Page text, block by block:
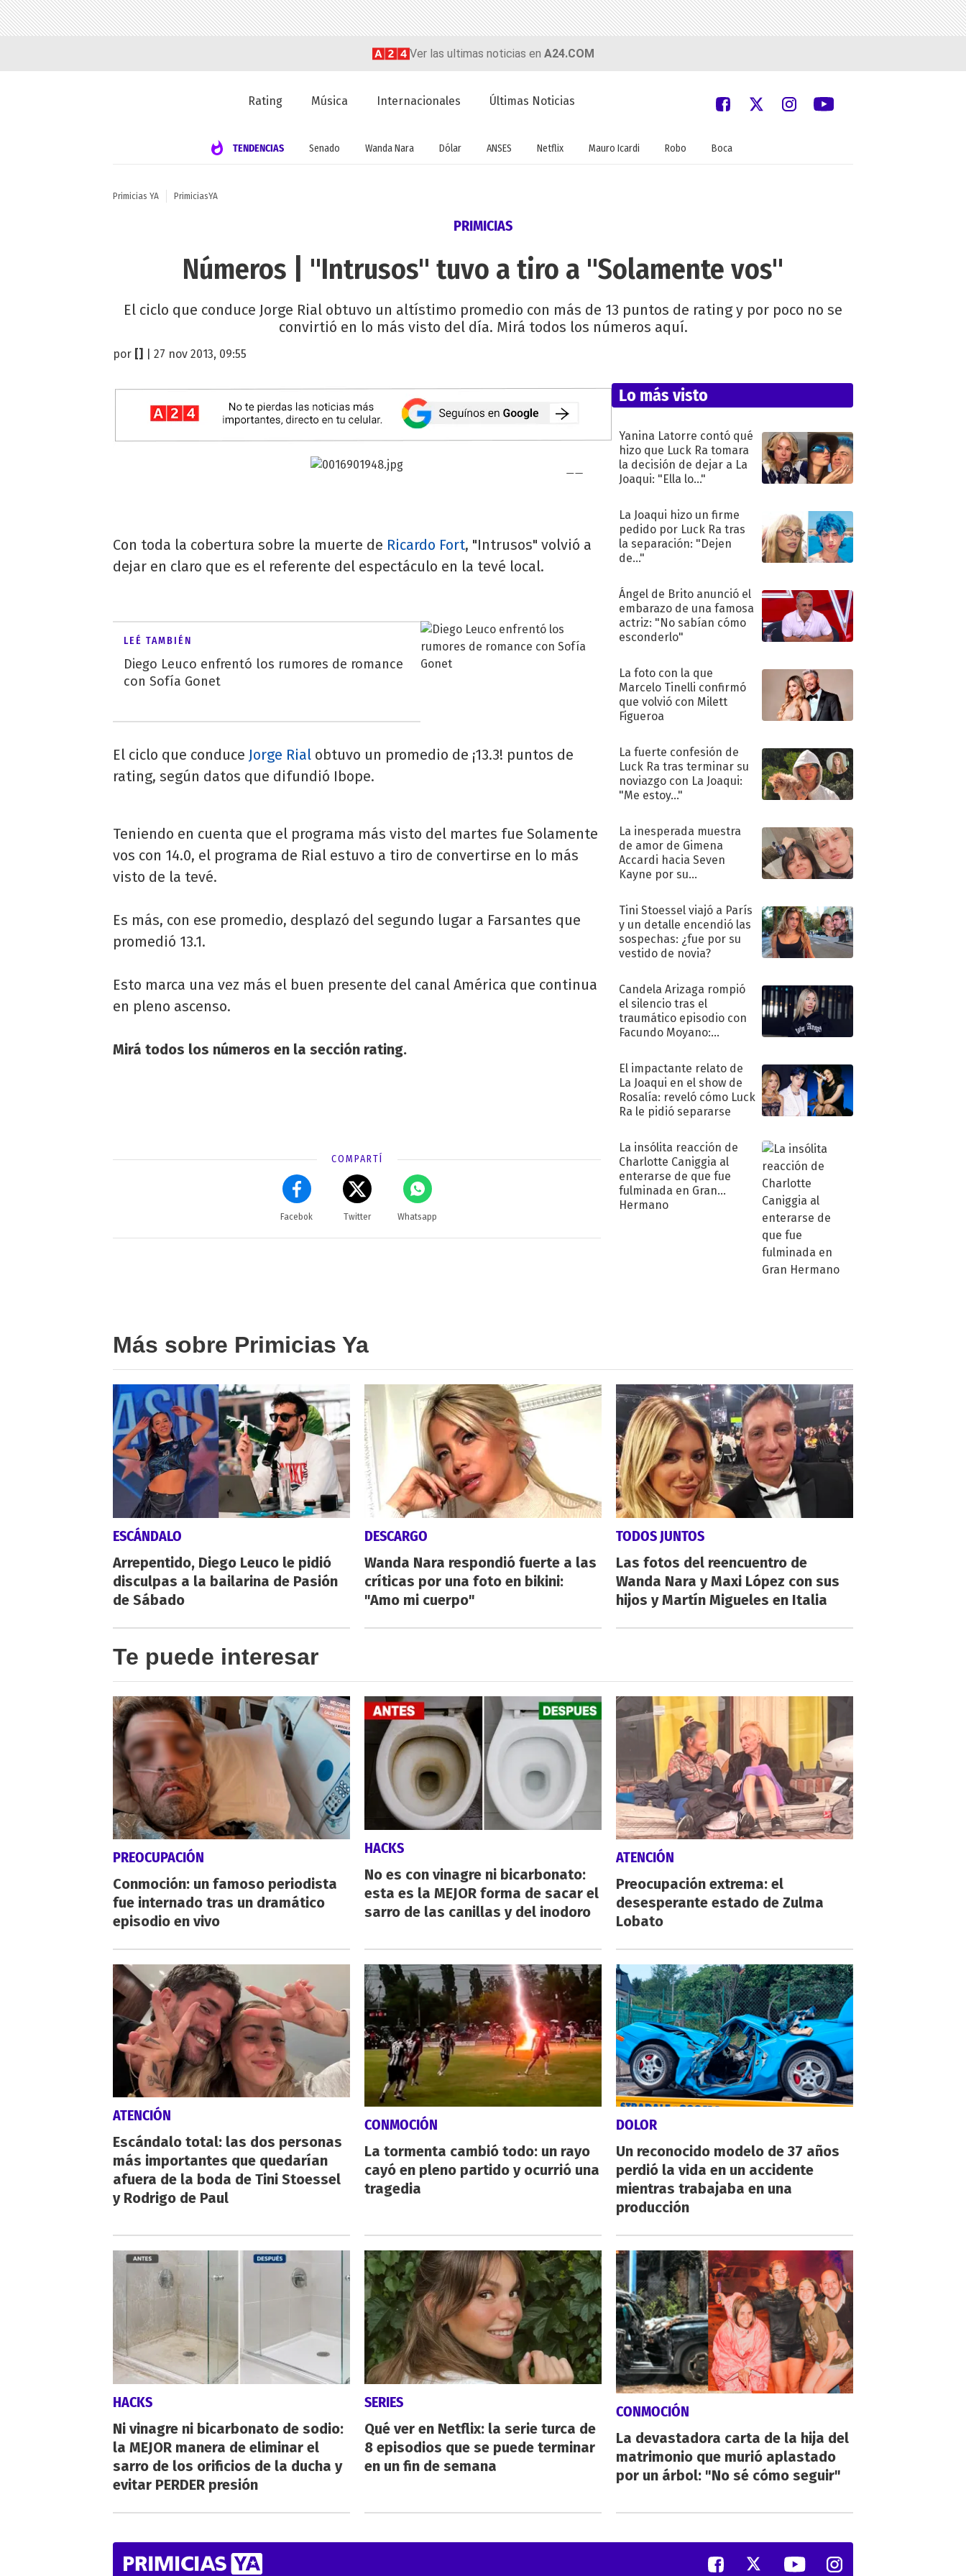
Ver las ultimas noticias en A24.COM
Rating Música Internacionales Últimas Noticias
TENDENCIAS Senado Wanda Nara Dólar ANSES Netflix Mauro Icardi Robo Boca
Primicias YA PrimiciasYA
PRIMICIAS
Números | "Intrusos" tuvo a tiro a "Solamente vos"
El ciclo que conduce Jorge Rial obtuvo un altístimo promedio con más de 13 puntos de rating y por poco no se
convirtió en lo más visto del día. Mirá todos los números aquí.
por | 27 nov 2013, 09:55
Con toda la cobertura sobre la muerte de Ricardo Fort, "Intrusos" volvió a
dejar en claro que es el referente del espectáculo en la tevé local.
LEÉ TAMBIÉN
Diego Leuco enfrentó los rumores de romance
con Sofía Gonet
El ciclo que conduce Jorge Rial obtuvo un promedio de ¡13.3! puntos de
rating, según datos que difundió Ibope.
Teniendo en cuenta que el programa más visto del martes fue Solamente
vos con 14.0, el programa de Rial estuvo a tiro de convertirse en lo más
visto de la tevé.
Es más, con ese promedio, desplazó del segundo lugar a Farsantes que
promedió 13.1.
Esto marca una vez más el buen presente del canal América que continua
en pleno ascenso.
Mirá todos los números en la sección rating.
COMPARTÍ
Facebok Twitter Whatsapp
Lo más visto
Yanina Latorre contó qué
hizo que Luck Ra tomara
la decisión de dejar a La
Joaqui: "Ella lo..."
La Joaqui hizo un firme
pedido por Luck Ra tras
la separación: "Dejen
de..."
Ángel de Brito anunció el
embarazo de una famosa
actriz: "No sabían cómo
esconderlo"
La foto con la que
Marcelo Tinelli confirmó
que volvió con Milett
Figueroa
La fuerte confesión de
Luck Ra tras terminar su
noviazgo con La Joaqui:
"Me estoy..."
La inesperada muestra
de amor de Gimena
Accardi hacia Seven
Kayne por su
Tini Stoessel viajó a París
y un detalle encendió las
sospechas: ¿fue por su
vestido de novia?
Candela Arizaga rompió
el silencio tras el
traumático episodio con
Facundo Moyano:
El impactante relato de
La Joaqui en el show de
Rosalía: reveló cómo Luck
Ra le pidió separarse
La insólita reacción de
Charlotte Caniggia al
enterarse de que fue
fulminada en Gran
Hermano
Más sobre Primicias Ya
ESCÁNDALO
Arrepentido, Diego Leuco le pidió
disculpas a la bailarina de Pasión
de Sábado
DESCARGO
Wanda Nara respondió fuerte a las
críticas por una foto en bikini:
"Amo mi cuerpo"
TODOS JUNTOS
Las fotos del reencuentro de
Wanda Nara y Maxi López con sus
hijos y Martín Migueles en Italia
Te puede interesar
PREOCUPACIÓN
Conmoción: un famoso periodista
fue internado tras un dramático
episodio en vivo
HACKS
No es con vinagre ni bicarbonato:
esta es la MEJOR forma de sacar el
sarro de las canillas y del inodoro
ATENCIÓN
Preocupación extrema: el
desesperante estado de Zulma
Lobato
ATENCIÓN
Escándalo total: las dos personas
más importantes que quedarían
afuera de la boda de Tini Stoessel
y Rodrigo de Paul
CONMOCIÓN
La tormenta cambió todo: un rayo
cayó en pleno partido y ocurrió una
tragedia
DOLOR
Un reconocido modelo de 37 años
perdió la vida en un accidente
mientras trabajaba en una
producción
HACKS
Ni vinagre ni bicarbonato de sodio:
la MEJOR manera de eliminar el
sarro de los orificios de la ducha y
evitar PERDER presión
SERIES
Qué ver en Netflix: la serie turca de
8 episodios que se puede terminar
en un fin de semana
CONMOCIÓN
La devastadora carta de la hija del
matrimonio que murió aplastado
por un árbol: "No sé cómo seguir"